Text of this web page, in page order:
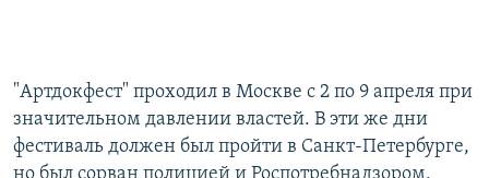
"Артдокфест" проходил в Москве с 2 по 9 апреля при
значительном давлении властей. В эти же дни
фестиваль должен был пройти в Санкт-Петербурге,